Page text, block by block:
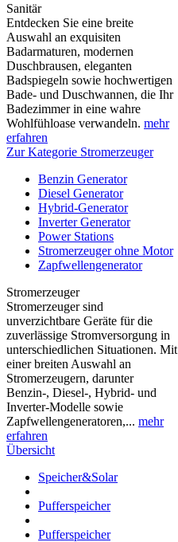
Sanitär
Entdecken Sie eine breite
Auswahl an exquisiten
Badarmaturen, modernen
Duschbrausen, eleganten
Badspiegeln sowie hochwertigen
Bade- und Duschwannen, die Ihr
Badezimmer in eine wahre
Wohlfühloase verwandeln. mehr
erfahren
Zur Kategorie Stromerzeuger
Benzin Generator
Diesel Generator
Hybrid-Generator
Inverter Generator
Power Stations
Stromerzeuger ohne Motor
Zapfwellengenerator
Stromerzeuger
Stromerzeuger sind
unverzichtbare Geräte für die
zuverlässige Stromversorgung in
unterschiedlichen Situationen. Mit
einer breiten Auswahl an
Stromerzeugern, darunter
Benzin-, Diesel-, Hybrid- und
Inverter-Modelle sowie
Zapfwellengeneratoren,... mehr
erfahren
Übersicht
Speicher&Solar
Pufferspeicher
Pufferspeicher